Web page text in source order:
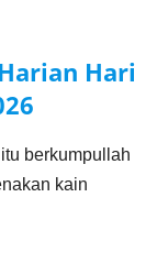
Hari
berkumpullah
kain